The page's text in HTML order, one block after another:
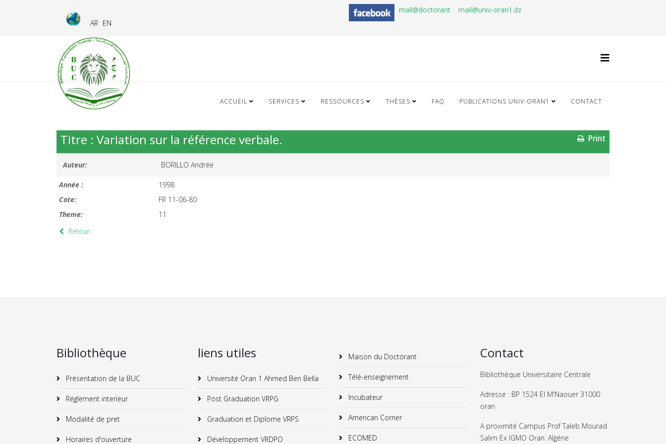
AR EN
mail@doctorant mail@univ-oran1.dz
ACCUEIL SERVICES RESSOURCES THÈSES FAQ PUBLICATIONS UNIV-ORAN1 CONTACT
Print
Titre : Variation sur la référence verbale.
Auteur: BORILLO Andrée
Année :
1998
Cote:
FR 11-06-80
Theme:
11
Retour
Bibliothèque
Présentation de la BUC
Réglement interieur
Modalité de pret
Horaires d'ouverture
liens utiles
Université Oran 1 Ahmed Ben Bella
Post Graduation VRPG
Graduation et Diplome VRPS
Développement VRDPO
Maison du Doctorant
Télé-enseignement
Incubateur
American Corner
ECOMED
Contact
Bibliothèque Universitaire Centrale
Adresse : BP 1524 El M'Naouer 31000
oran
A proximité Campus Prof Taleb Mourad
Salim Ex IGMO Oran. Algérie